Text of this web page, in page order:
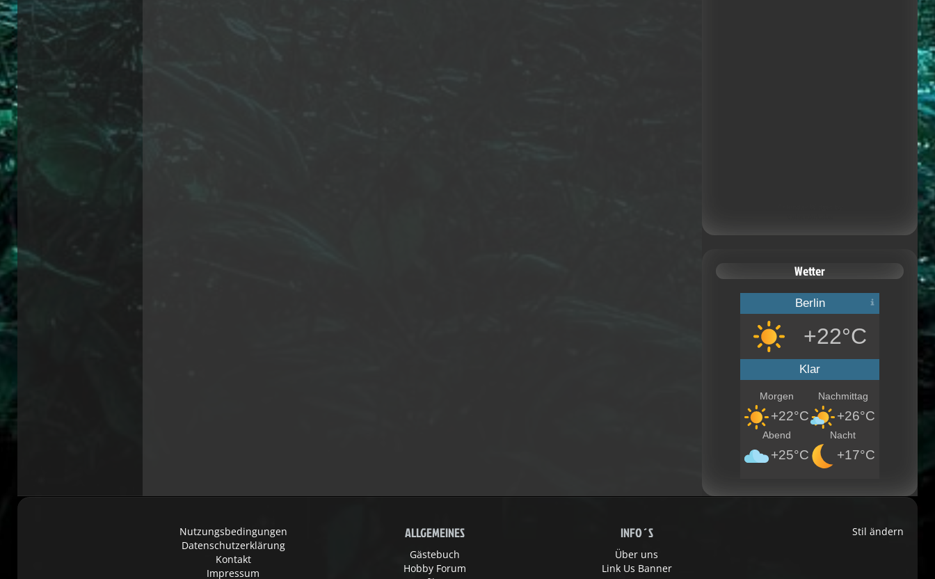
Wetter
Berlin
+22°C
Klar
Morgen
+22°C
Nachmittag
+26°C
Abend
+25°C
Nacht
+17°C
Stil ändern
Nutzungsbedingungen
Datenschutzerklärung
Kontakt
Impressum
ALLGEMEINES
Gästebuch
Hobby Forum
INFO´S
Über uns
Link Us Banner